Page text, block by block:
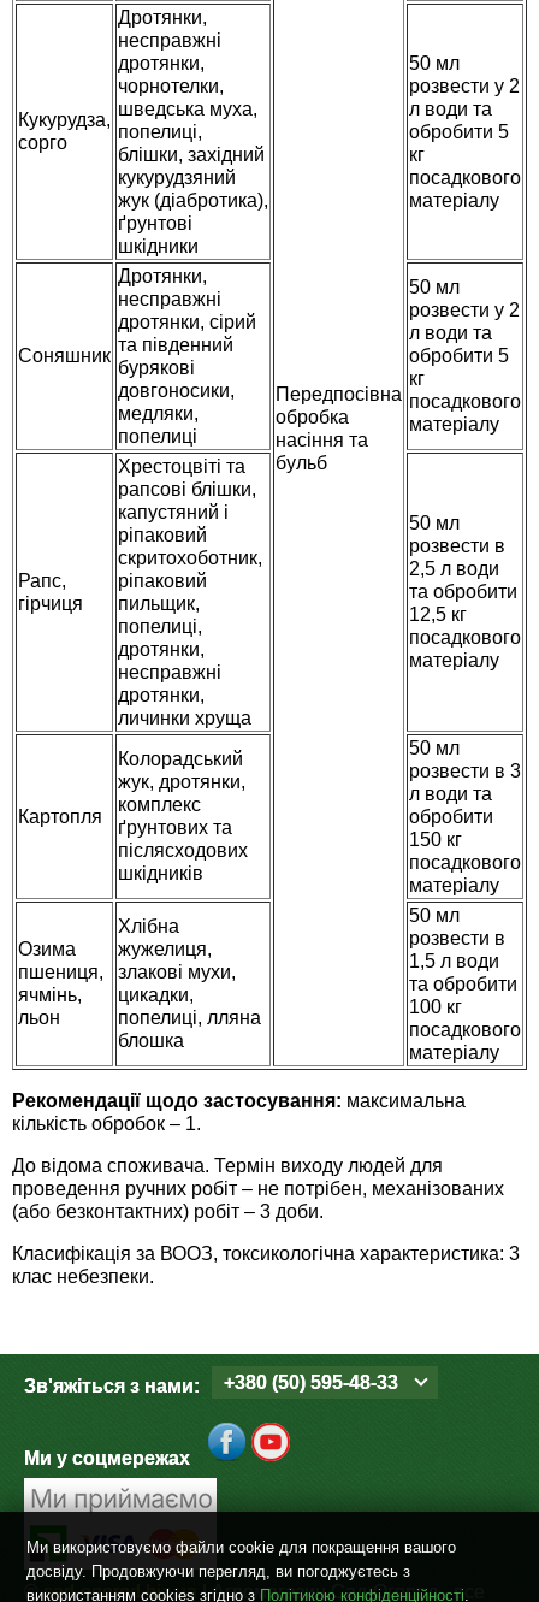
Передпосівна
обробка
насіння та
бульб
Кукурудза,
сорго
Дротянки,
несправжні
дротянки,
чорнотелки,
шведська муха,
попелиці,
блішки, західний
кукурудзяний
жук (діабротика),
ґрунтові
шкідники
50 мл
розвести у 2
л води та
обробити 5
кг
посадкового
матеріалу
Соняшник
Дротянки,
несправжні
дротянки, сірий
та південний
бурякові
довгоносики,
медляки,
попелиці
50 мл
розвести у 2
л води та
обробити 5
кг
посадкового
матеріалу
Рапс,
гірчиця
Хрестоцвіті та
рапсові блішки,
капустяний і
ріпаковий
скритохоботник,
ріпаковий
пильщик,
попелиці,
дротянки,
несправжні
дротянки,
личинки хруща
50 мл
розвести в
2,5 л води
та обробити
12,5 кг
посадкового
матеріалу
Картопля
Колорадський
жук, дротянки,
комплекс
ґрунтових та
післясходових
шкідників
50 мл
розвести в 3
л води та
обробити
150 кг
посадкового
матеріалу
Озима
пшениця,
ячмінь,
льон
Хлібна
жужелиця,
злакові мухи,
цикадки,
попелиці, лляна
блошка
50 мл
розвести в
1,5 л води
та обробити
100 кг
посадкового
матеріалу
Рекомендації щодо застосування: максимальна
кількість обробок – 1.
До відома споживача. Термін виходу людей для
проведення ручних робіт – не потрібен, механізованих
(або безконтактних) робіт – 3 доби.
Класифікація за ВООЗ, токсикологічна характеристика: 3
клас небезпеки.
Зв'яжіться з нами: +380 (50) 595-48-33
Ми у соцмережах
©sad-ogorod.biz.ua | Агромагазин Сад-Огород - все
Семена щавеля
Элитные семена в банках
Купить семена - хиты продаж
Ми використовуємо файли cookie для покращення вашого
досвіду. Продовжуючи перегляд, ви погоджуєтесь з
використанням cookies згідно з Політикою конфіденційності.